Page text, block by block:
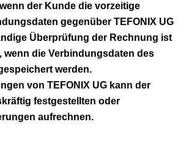
der Kunde die vorzeitige
gegenüber TEFONIX UG
Überprüfung der Rechnung ist
die Verbindungsdaten des
werden.
von TEFONIX UG kann der
festgestellten oder
aufrechnen.